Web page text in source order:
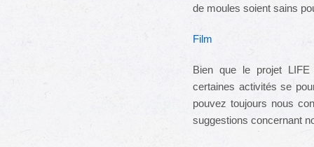
de moules soient sains
Film
Bien que le projet LIFE
certaines activités se
pouvez toujours nous
suggestions concernant